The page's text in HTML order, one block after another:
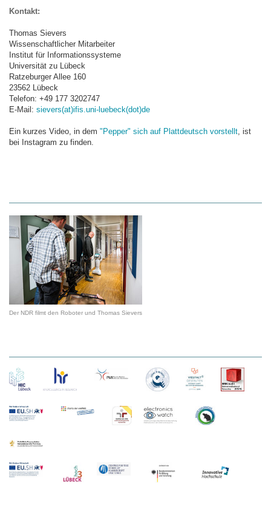
Kontakt:
Thomas Sievers
Wissenschaftlicher Mitarbeiter
Institut für Informationssysteme
Universität zu Lübeck
Ratzeburger Allee 160
23562 Lübeck
Telefon: +49 177 3202747
E-Mail: sievers(at)ifis.uni-luebeck(dot)de
Ein kurzes Video, in dem "Pepper" sich auf Plattdeutsch vorstellt, ist
bei Instagram zu finden.
Der NDR filmt den Roboter und Thomas Sievers